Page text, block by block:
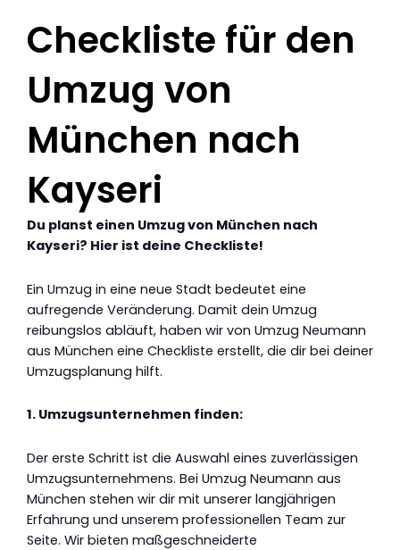
Checkliste für den
Umzug von
München nach
Kayseri
Du planst einen Umzug von München nach
Kayseri? Hier ist deine Checkliste!
Ein Umzug in eine neue Stadt bedeutet eine
aufregende Veränderung. Damit dein Umzug
reibungslos abläuft, haben wir von Umzug Neumann
aus München eine Checkliste erstellt, die dir bei deiner
Umzugsplanung hilft.
1. Umzugsunternehmen finden:
Der erste Schritt ist die Auswahl eines zuverlässigen
Umzugsunternehmens. Bei Umzug Neumann aus
München stehen wir dir mit unserer langjährigen
Erfahrung und unserem professionellen Team zur
Seite. Wir bieten maßgeschneiderte